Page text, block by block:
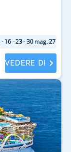
dei mari
- 16 - 23 - 30 mag. 27
VEDERE DI